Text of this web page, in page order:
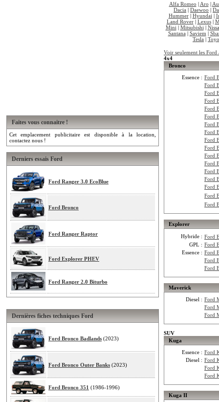
Faites vous connaitre !
Cet emplacement publicitaire est disponible à la location,
contactez nous !
Derniers essais Ford
Ford Ranger 3.0 EcoBlue
Ford Bronco
Ford Ranger Raptor
Ford Explorer PHEV
Ford Ranger 2.0 Biturbo
Dernières fiches techniques Ford
Ford Bronco Badlands (2023)
Ford Bronco Outer Banks (2023)
Ford Bronco 351 (1986-1996)
Alfa Romeo | Aro |
Dacia | Daewoo |
Hummer| Hyundai |
Land Rover| Lexus|
Mini | Mitsubishi |
Santana | Saviem |
Tesla |
Voir seulement les Ford
4x4
Bronco
Essence : Ford
Ford
Ford
Ford
Ford
Ford
Ford
Ford
Ford
Ford
Ford
Ford
Ford
Ford
Ford
Ford
Ford
Explorer
Hybride : Ford
GPL : Ford
Essence : Ford
Ford
Ford
Maverick
Diesel : Ford
Ford
Ford
SUV
Kuga
Essence : Ford
Diesel : Ford
Ford
Ford
Kuga II